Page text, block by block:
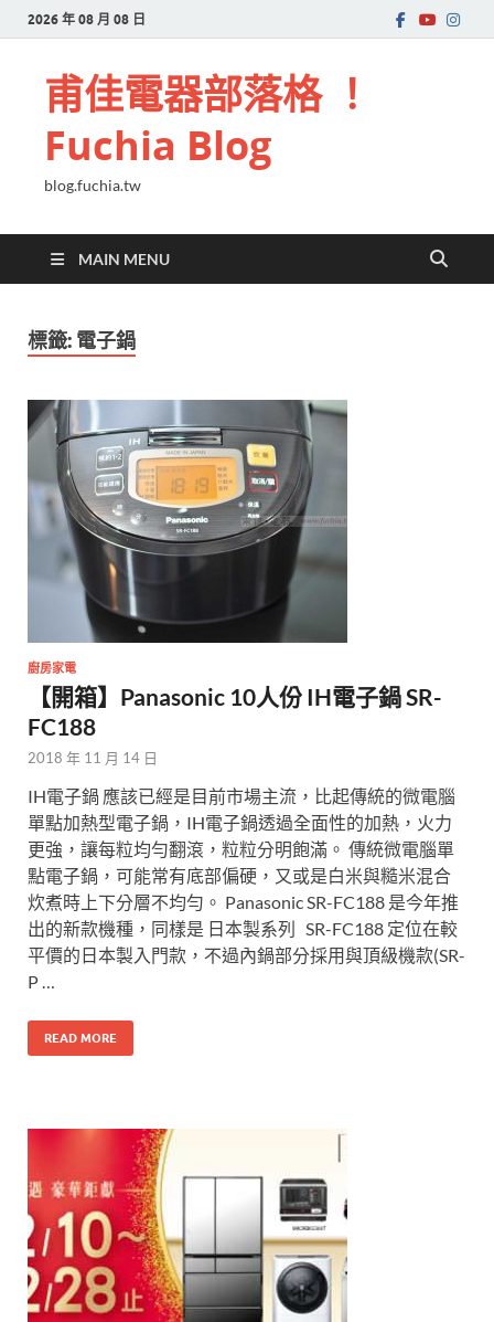
2026 年 08 月 08 日
甫佳電器部落格 ！
Fuchia Blog
blog.fuchia.tw
MAIN MENU
標籤: 電子鍋
廚房家電
【開箱】Panasonic 10人份 IH電子鍋 SR-
FC188
2018 年 11 月 14 日
IH電子鍋 應該已經是目前市場主流，比起傳統的微電腦
單點加熱型電子鍋，IH電子鍋透過全面性的加熱，火力
更強，讓每粒均勻翻滾，粒粒分明飽滿。 傳統微電腦單
點電子鍋，可能常有底部偏硬，又或是白米與糙米混合
炊煮時上下分層不均勻。 Panasonic SR-FC188 是今年推
出的新款機種，同樣是 日本製系列 SR-FC188 定位在較
平價的日本製入門款，不過內鍋部分採用與頂級機款(SR-
P …
READ MORE